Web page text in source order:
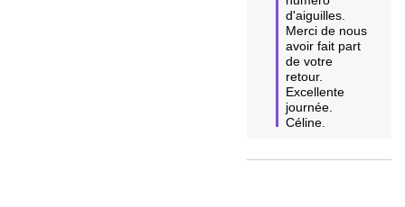
d'aiguilles.
Merci de nous
avoir fait part
de votre
retour.
Excellente
journée.
Céline.